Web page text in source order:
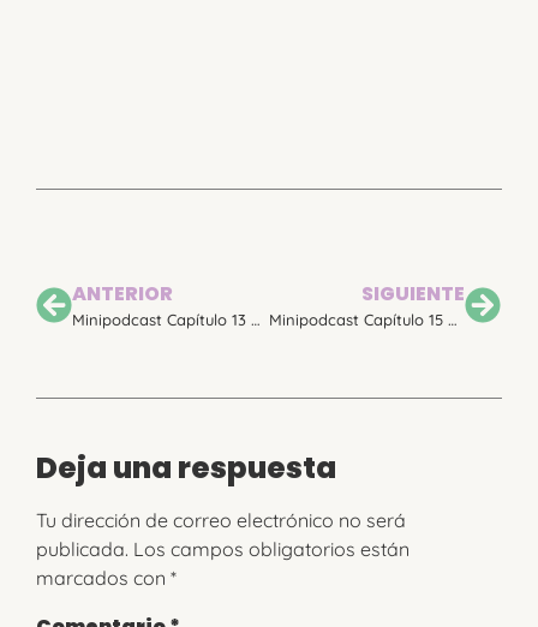
ANTERIOR
Minipodcast Capítulo 13 – Mamá, ponle valor a tu maternidad
SIGUIENTE
Minipodcast Capítulo 15 – Paso al biberón cuando la mamá empieza a trabajar
Deja una respuesta
Tu dirección de correo electrónico no será
publicada. Los campos obligatorios están
marcados con *